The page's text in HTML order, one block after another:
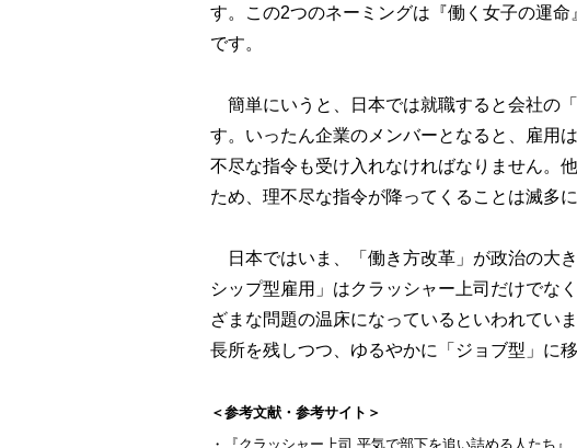
す。この2つのネーミングは『働く女子の運
です。
簡単にいうと、日本では就職すると会社の
す。いったん企業のメンバーとなると、雇用
不尽な指令も受け入れなければなりません。
ため、理不尽な指令が降ってくることは滅多に
日本ではいま、「働き方改革」が政治の大
シップ型雇用」はクラッシャー上司だけでな
ざまな問題の温床になっているといわれてい
長所を残しつつ、ゆるやかに「ジョブ型」に
＜参考文献・参考サイト＞
・『クラッシャー上司 平気で部下を追い詰める人たち』